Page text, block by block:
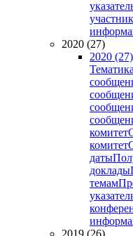
2020 (27)
2020 (27)
комитет
комитет
даты
доклады
темам
2019 (26)